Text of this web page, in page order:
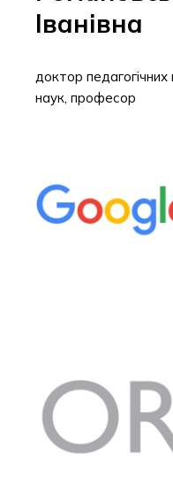
Іванівна
доктор педагогічних
наук, професор